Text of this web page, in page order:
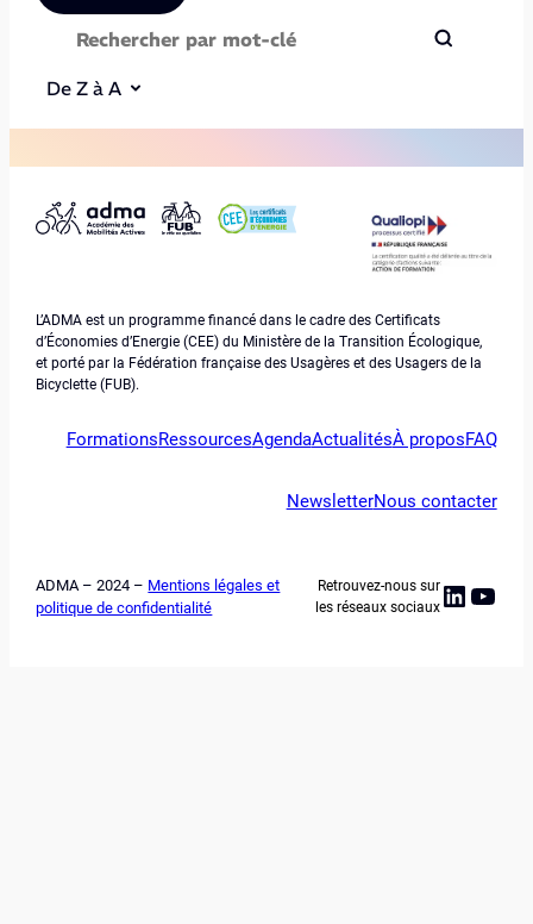
De Z à A
L’ADMA est un programme financé dans le cadre des Certificats
d’Économies d’Energie (CEE) du Ministère de la Transition Écologique,
et porté par la Fédération française des Usagères et des Usagers de la
Bicyclette (FUB).
FormationsRessourcesAgendaActualitésÀ proposFAQ
NewsletterNous contacter
ADMA – 2024 – Mentions légales et
politique de confidentialité
Retrouvez-nous sur
les réseaux sociaux